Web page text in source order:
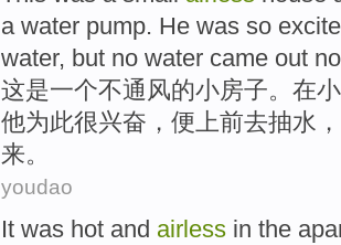
a water pump. He was so
water, but no water came out
这是一个不通风的小房子。在
他为此很兴奋，便上前去抽水
来。
youdao
It was hot and airless in the